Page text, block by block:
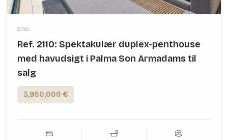
2110
Ref. 2110: Spektakulær duplex-penthouse
med havudsigt i Palma Son Armadams til
salg
3,950,000 €